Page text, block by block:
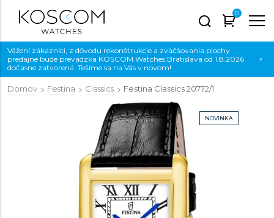
0
Vážení zákazníci, z dôvodu rekonštrukcie a zväčšovania plochy
predajne bude prevádzka KOSCOM Watches Bratislava od 1.8.2026
dočasne zatvorená. Tešíme sa na Vás v novom!
×
Domov Festina Classics Festina Classics20772/1
NOVINKA